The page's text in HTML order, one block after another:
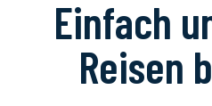
Einfach
Reisen